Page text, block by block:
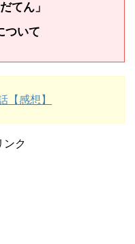
てん」
ついて
【感想】
ンク